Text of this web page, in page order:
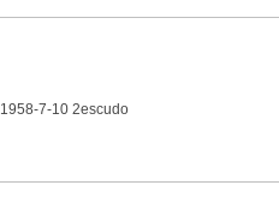
1958-7-10 2escudo